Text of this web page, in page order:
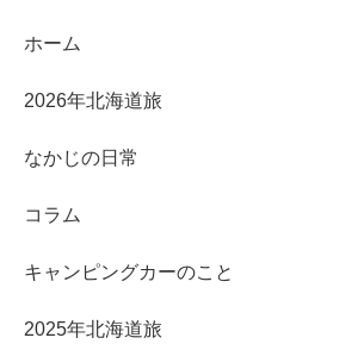
ホーム
2026年北海道旅
なかじの日常
コラム
キャンピングカーのこと
2025年北海道旅